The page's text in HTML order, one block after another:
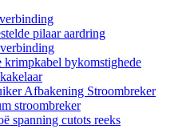
pilaar aardring
krimpkabel bykomstighede
Afbakening Stroombreker
stroombreker
spanning cutots reeks